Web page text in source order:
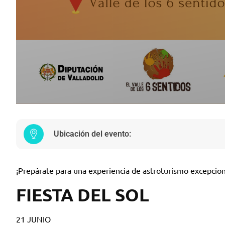
Ubicación del evento:
¡Prepárate para una experiencia de astroturismo
FIESTA DEL SOL
21 JUNIO